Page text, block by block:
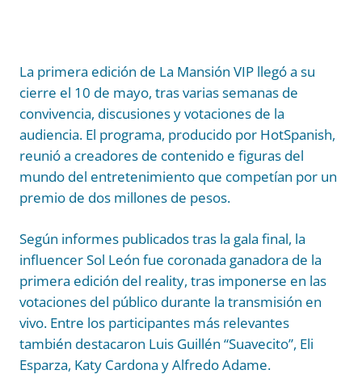
La primera edición de La Mansión VIP llegó a su
cierre el 10 de mayo, tras varias semanas de
convivencia, discusiones y votaciones de la
audiencia. El programa, producido por HotSpanish,
reunió a creadores de contenido e figuras del
mundo del entretenimiento que competían por un
premio de dos millones de pesos.
Según informes publicados tras la gala final, la
influencer Sol León fue coronada ganadora de la
primera edición del reality, tras imponerse en las
votaciones del público durante la transmisión en
vivo. Entre los participantes más relevantes
también destacaron Luis Guillén “Suavecito”, Eli
Esparza, Katy Cardona y Alfredo Adame.